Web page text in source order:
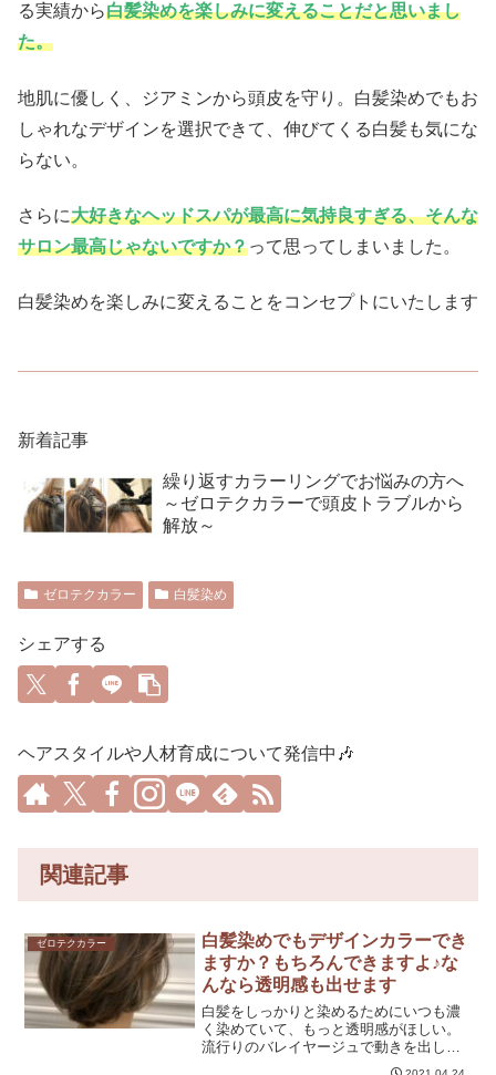
る実績から白髪染めを楽しみに変えることだと思いまし
た。
地肌に優しく、ジアミンから頭皮を守り。白髪染めでもお
しゃれなデザインを選択できて、伸びてくる白髪も気にな
らない。
さらに大好きなヘッドスパが最高に気持良すぎる、そんな
サロン最高じゃないですか？って思ってしまいました。
白髪染めを楽しみに変えることをコンセプトにいたします
新着記事
繰り返すカラーリングでお悩みの方へ
～ゼロテクカラーで頭皮トラブルから
解放～
ゼロテクカラー 白髪染め
シェアする
ヘアスタイルや人材育成について発信中🎶
関連記事
ゼロテクカラー
白髪染めでもデザインカラーでき
ますか？もちろんできますよ♪な
んなら透明感も出せます
白髪をしっかりと染めるためにいつも濃
く染めていて、もっと透明感がほしい。
流行りのバレイヤージュで動きを出した
り立体感でデザインを楽しみたい。でき